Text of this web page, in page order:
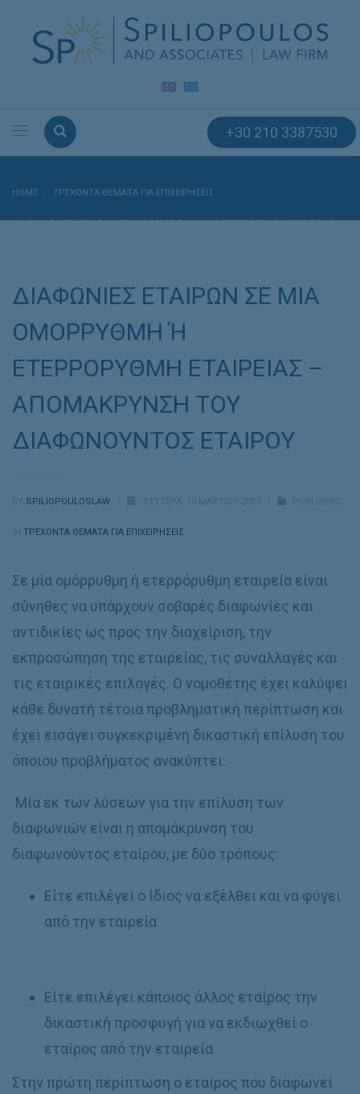
+30 210 3387530
HOME ΤΡΕΧΟΝΤΑ ΘΕΜΑΤΑ ΓΙΑ ΕΠΙΧΕΙΡΗΣΕΙΣ
ΔΙΑΦΩΝΙΕΣ ΕΤΑΙΡΩΝ ΣΕ ΜΙΑ ΟΜΟΡΡΥΘΜΗ Ή ΕΤΕΡΡΟΡΥΘΜΗ ΕΤΑΙΡΕΙΑΣ – Α
ΔΙΑΦΩΝΙΕΣ ΕΤΑΙΡΩΝ ΣΕ ΜΙΑ
ΟΜΟΡΡΥΘΜΗ Ή
ΕΤΕΡΡΟΡΥΘΜΗ ΕΤΑΙΡΕΙΑΣ –
ΑΠΟΜΑΚΡΥΝΣΗ ΤΟΥ
ΔΙΑΦΩΝΟΥΝΤΟΣ ΕΤΑΙΡΟΥ
BY SPILIOPOULOSLAW ΔΕΥΤΈΡΑ, 13 ΜΑΡΤΊΟΥ 2023 PUBLISHED
IN ΤΡΕΧΟΝΤΑ ΘΕΜΑΤΑ ΓΙΑ ΕΠΙΧΕΙΡΗΣΕΙΣ
Σε μία ομόρρυθμη ή ετερρόρυθμη εταιρεία είναι
σύνηθες να υπάρχουν σοβαρές διαφωνίες και
αντιδικίες ως προς την διαχείριση, την
εκπροσώπηση της εταιρείας, τις συναλλαγές και
τις εταιρικές επιλογές. Ο νομοθέτης έχει καλύψει
κάθε δυνατή τέτοια προβληματική περίπτωση και
έχει εισάγει συγκεκριμένη δικαστική επίλυση του
όποιου προβλήματος ανακύπτει.
Μία εκ των λύσεων για την επίλυση των
διαφωνιών είναι η απομάκρυνση του
διαφωνούντος εταίρου, με δύο τρόπους:
Είτε επιλέγει ο ίδιος να εξέλθει και να φύγει
από την εταιρεία
Eίτε επιλέγει κάποιος άλλος εταίρος την
δικαστική προσφυγή για να εκδιωχθεί ο
εταίρος από την εταιρεία
Στην πρώτη περίπτωση ο εταίρος που διαφωνεί